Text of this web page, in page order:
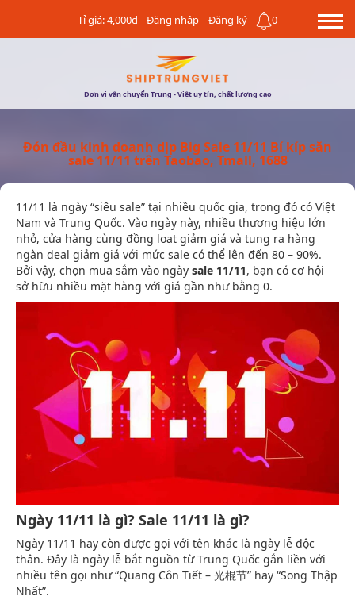
Tỉ giá: 4,000đ Đăng nhập Đăng ký 0
Đơn vị vận chuyển Trung - Việt uy tín, chất lượng cao
Đón đầu kinh doanh dịp Big Sale 11/11 Bí kíp săn
sale 11/11 trên Taobao, Tmall, 1688
11/11 là ngày “siêu sale” tại nhiều quốc gia, trong đó có Việt
Nam và Trung Quốc. Vào ngày này, nhiều thương hiệu lớn
nhỏ, cửa hàng cùng đồng loạt giảm giá và tung ra hàng
ngàn deal giảm giá với mức sale có thể lên đến 80 – 90%.
Bởi vậy, chọn mua sắm vào ngày sale 11/11, bạn có cơ hội
sở hữu nhiều mặt hàng với giá gần như bằng 0.
Ngày 11/11 là gì? Sale 11/11 là gì?
Ngày 11/11 hay còn được gọi với tên khác là ngày lễ độc
thân. Đây là ngày lễ bắt nguồn từ Trung Quốc gắn liền với
nhiều tên gọi như “Quang Côn Tiết – 光棍节” hay “Song Thập
Nhất”.